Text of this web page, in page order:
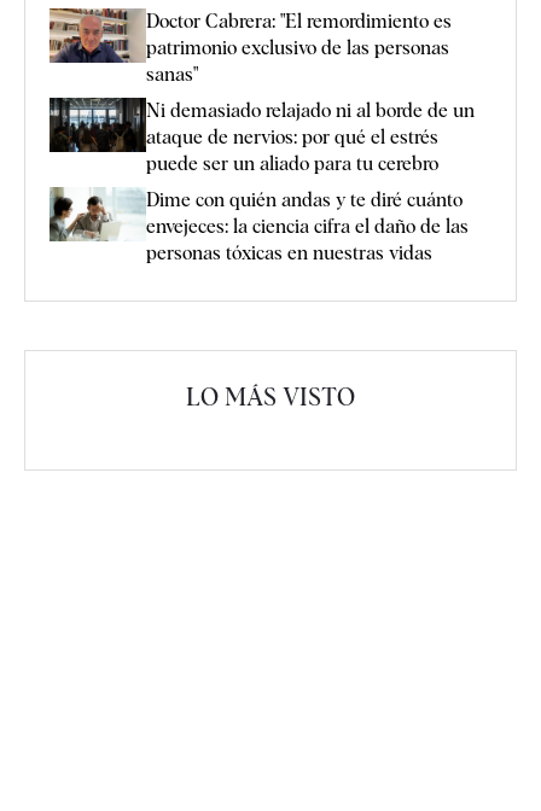
Doctor Cabrera: "El remordimiento es
patrimonio exclusivo de las personas
sanas"
Ni demasiado relajado ni al borde de un
ataque de nervios: por qué el estrés
puede ser un aliado para tu cerebro
Dime con quién andas y te diré cuánto
envejeces: la ciencia cifra el daño de las
personas tóxicas en nuestras vidas
LO MÁS VISTO